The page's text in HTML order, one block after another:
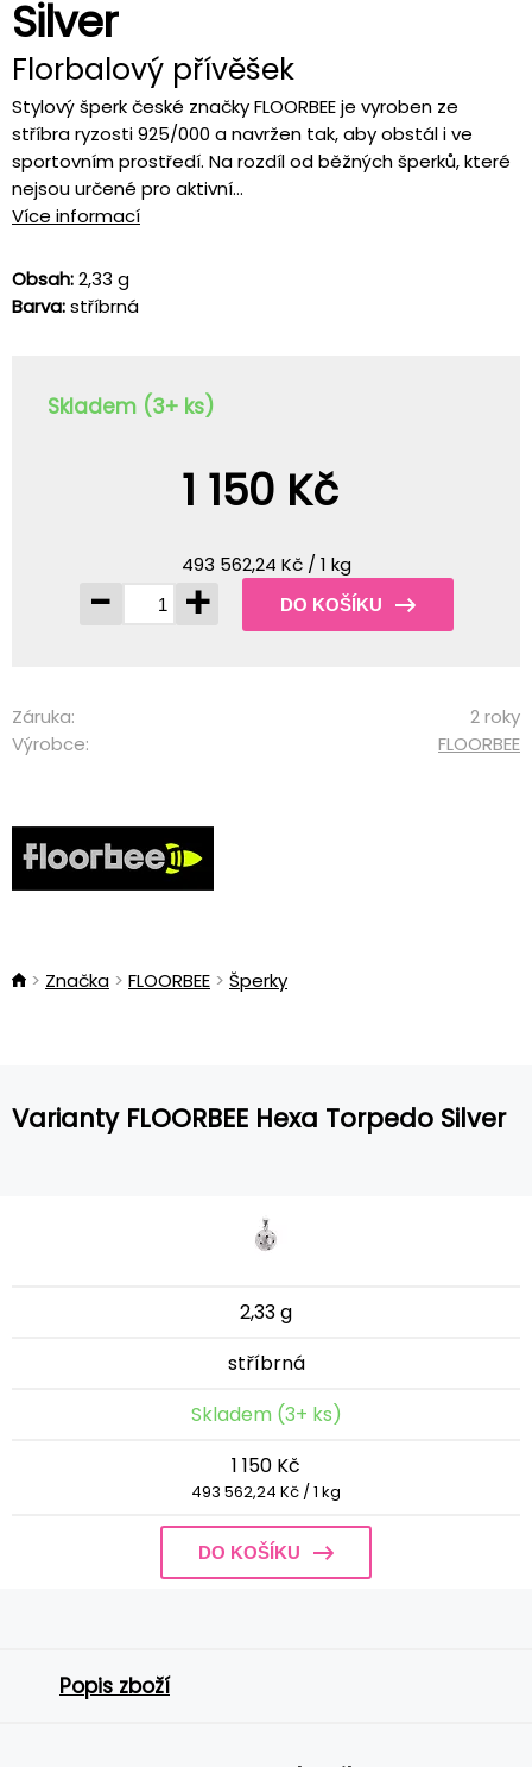
Silver
Florbalový přívěšek
Stylový šperk české značky FLOORBEE je vyroben ze
stříbra ryzosti 925/000 a navržen tak, aby obstál i ve
sportovním prostředí. Na rozdíl od běžných šperků, které
nejsou určené pro aktivní...
Více informací
Obsah:2,33 g
Barva:stříbrná
Skladem (3+ ks)
1 150 Kč
493 562,24 Kč / 1 kg
- + DO KOŠÍKU
Záruka:
2 roky
Výrobce:
FLOORBEE
Značka FLOORBEE Šperky
Varianty FLOORBEE Hexa Torpedo Silver
2,33 g
stříbrná
Skladem (3+ ks)
1 150 Kč
493 562,24 Kč / 1 kg
DO KOŠÍKU
Popis zboží